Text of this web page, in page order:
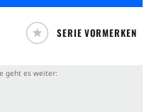
ein Hauptdarsteller, der
Wer solch abgefahrenen
Park lieben.
SERIE VORMERKEN